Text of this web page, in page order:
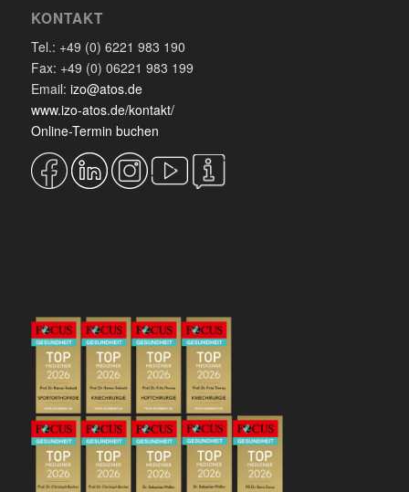
KONTAKT
Tel.: +49 (0) 6221 983 190
Fax: +49 (0) 06221 983 199
Email: izo@atos.de
www.izo-atos.de/kontakt/
Online-Termin buchen